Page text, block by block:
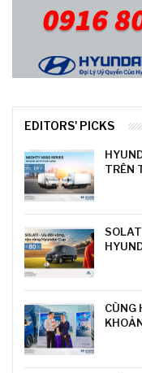
EDITORS' PICKS
TRÊN
CÙNG